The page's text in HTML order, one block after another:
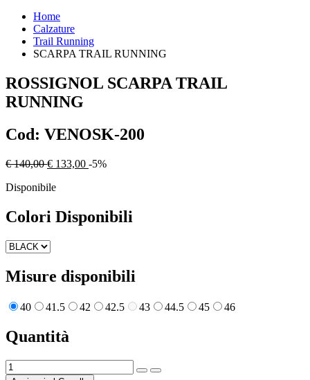
Home
Calzature
Trail Running
SCARPA TRAIL RUNNING
ROSSIGNOL SCARPA TRAIL
RUNNING
Cod: VENOSK-200
€ 140,00 € 133,00 -5%
Disponibile
Colori Disponibili
Misure disponibili
40 41.5 42 42.5 43 44.5 45 46
Quantità